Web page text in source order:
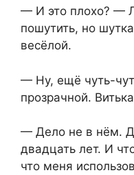
— И это плохо? —
пошутить, но
весёлой.
— Ну, ещё чуть-
прозрачной.
— Дело не в нём.
двадцать лет. И
что меня